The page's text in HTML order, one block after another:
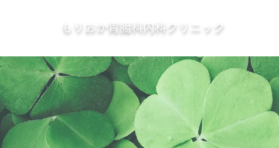
もりおか胃腸科内科クリニック